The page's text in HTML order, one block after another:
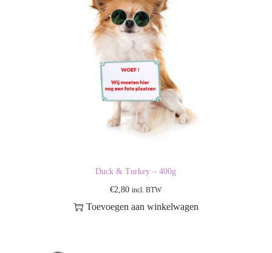
Duck & Turkey – 400g
€2,80 incl. BTW
Toevoegen aan winkelwagen